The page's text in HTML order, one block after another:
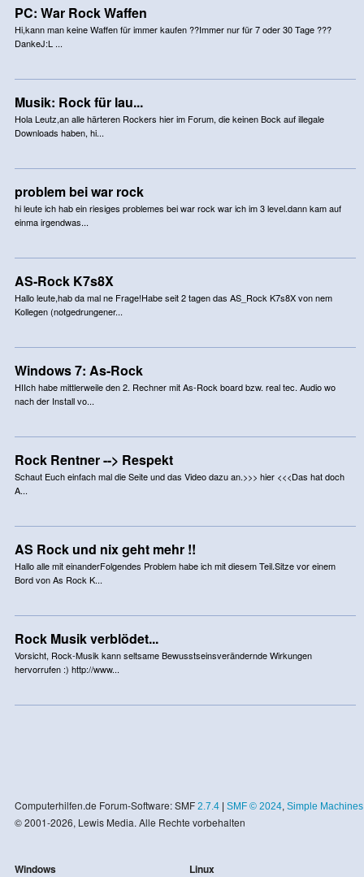
PC: War Rock Waffen
Hi,kann man keine Waffen für immer kaufen ??Immer nur für 7 oder 30 Tage ???
DankeJ:L ...
Musik: Rock für lau...
Hola Leutz,an alle härteren Rockers hier im Forum, die keinen Bock auf illegale
Downloads haben, hi...
problem bei war rock
hi leute ich hab ein riesiges problemes bei war rock war ich im 3 level.dann kam auf
einma irgendwas...
AS-Rock K7s8X
Hallo leute,hab da mal ne Frage!Habe seit 2 tagen das AS_Rock K7s8X von nem
Kollegen (notgedrungener...
Windows 7: As-Rock
HIIch habe mittlerweile den 2. Rechner mit As-Rock board bzw. real tec. Audio wo
nach der Install vo...
Rock Rentner --> Respekt
Schaut Euch einfach mal die Seite und das Video dazu an.>>> hier <<<Das hat doch
A...
AS Rock und nix geht mehr !!
Hallo alle mit einanderFolgendes Problem habe ich mit diesem Teil.Sitze vor einem
Bord von As Rock K...
Rock Musik verblödet...
Vorsicht, Rock-Musik kann seltsame Bewusstseinsverändernde Wirkungen
hervorrufen :) http://www...
Computerhilfen.de Forum-Software: SMF 2.7.4| SMF © 2024, Simple Machines
© 2001-2026, Lewis Media. Alle Rechte vorbehalten
Windows Linux